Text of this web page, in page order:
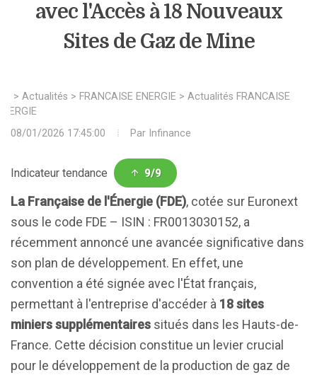
avec l'Accès à 18 Nouveaux
Sites de Gaz de Mine
> Actualités > FRANCAISE ENERGIE > Actualités FRANCAISE
08/01/2026 17:45:00
Par Infinance
Indicateur tendance 9/9
La Française de l'Énergie (FDE), cotée sur Euronext
sous le code FDE – ISIN : FR0013030152, a
récemment annoncé une avancée significative dans
son plan de développement. En effet, une
convention a été signée avec l'État français,
permettant à l'entreprise d'accéder à 18 sites
miniers supplémentaires situés dans les Hauts-de-
France. Cette décision constitue un levier crucial
pour le développement de la production de gaz de